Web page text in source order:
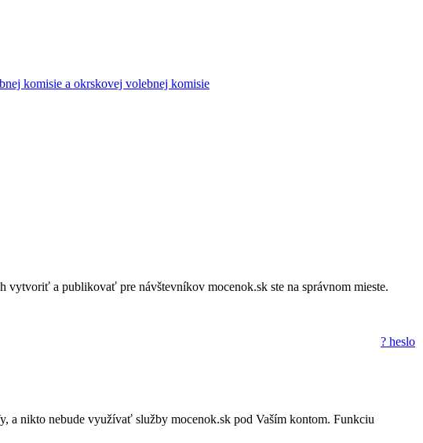
komisie a okrskovej volebnej komisie
a publikovať pre návštevníkov mocenok.sk ste na správnom mieste.
? heslo
a nikto nebude využívať služby mocenok.sk pod Vaším kontom. Funkciu